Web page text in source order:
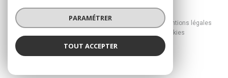
© 2026 | Tous droits réservés
Mentions légales
Cookies
PARAMÉTRER
TOUT ACCEPTER